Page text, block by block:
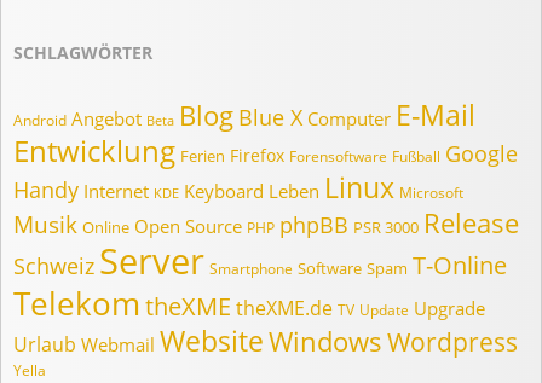
SCHLAGWÖRTER
Android Angebot Beta Blog Blue X Computer E-Mail
Entwicklung Ferien Firefox Forensoftware Fußball Google
Handy Internet KDE Keyboard Leben Linux Microsoft
Musik Online Open Source PHP phpBB PSR 3000 Release
Schweiz Server Smartphone Software Spam T-Online
Telekom theXME theXME.de TV Update Upgrade
Urlaub Webmail WebsiteWindowsWordpress
Yella